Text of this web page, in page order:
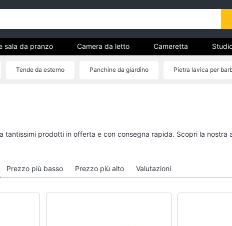
Vedi tutti Vedi tutti
sala da pranzo Camera da letto Cameretta
Tende da esterno Panchine da giardino Pietra lavica per
tantissimi prodotti in offerta e con consegna rapida. Scopri la
Prezzo più basso Prezzo più alto Valutazioni